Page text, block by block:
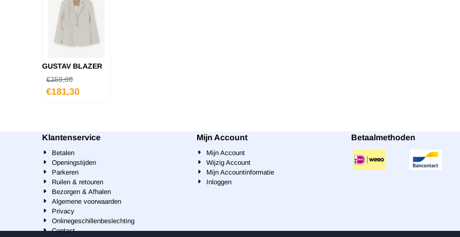
GUSTAV BLAZER
€259,00
€181,30
Klantenservice
Betalen
Openingstijden
Parkeren
Ruilen & retouren
Bezorgen & Afhalen
Algemene voorwaarden
Privacy
Onlinegeschillenbeslechting
Contact
Mijn Account
Mijn Account
Wijzig Account
Mijn Accountinformatie
Inloggen
Betaalmethoden